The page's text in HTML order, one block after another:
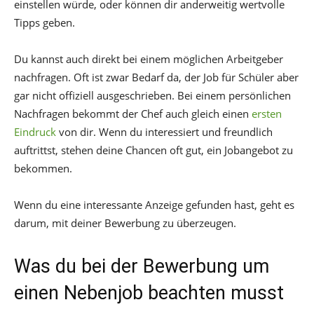
einstellen würde, oder können dir anderweitig wertvolle
Tipps geben.
Du kannst auch direkt bei einem möglichen Arbeitgeber
nachfragen. Oft ist zwar Bedarf da, der Job für Schüler aber
gar nicht offiziell ausgeschrieben. Bei einem persönlichen
Nachfragen bekommt der Chef auch gleich einen ersten
Eindruck von dir. Wenn du interessiert und freundlich
auftrittst, stehen deine Chancen oft gut, ein Jobangebot zu
bekommen.
Wenn du eine interessante Anzeige gefunden hast, geht es
darum, mit deiner Bewerbung zu überzeugen.
Was du bei der Bewerbung um
einen Nebenjob beachten musst